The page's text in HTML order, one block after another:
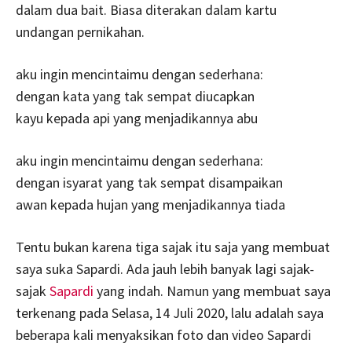
dalam dua bait. Biasa diterakan dalam kartu
undangan pernikahan.
aku ingin mencintaimu dengan sederhana:
dengan kata yang tak sempat diucapkan
kayu kepada api yang menjadikannya abu
aku ingin mencintaimu dengan sederhana:
dengan isyarat yang tak sempat disampaikan
awan kepada hujan yang menjadikannya tiada
Tentu bukan karena tiga sajak itu saja yang membuat
saya suka Sapardi. Ada jauh lebih banyak lagi sajak-
sajak Sapardi yang indah. Namun yang membuat saya
terkenang pada Selasa, 14 Juli 2020, lalu adalah saya
beberapa kali menyaksikan foto dan video Sapardi